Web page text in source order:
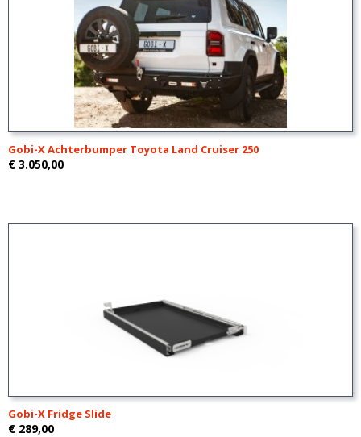
Gobi-X Achterbumper Toyota Land Cruiser 250
€ 3.050,00
Gobi-X Fridge Slide
€ 289,00